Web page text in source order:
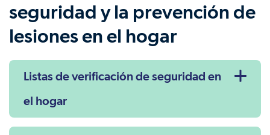
seguridad y la prevención de
lesiones en el hogar
Listas de verificación de seguridad en
el hogar